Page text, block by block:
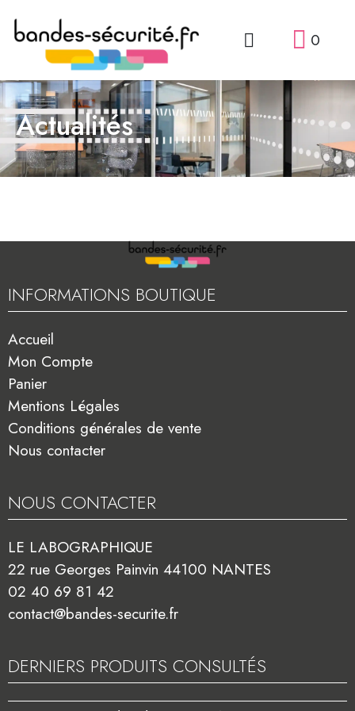
0
Actualités
INFORMATIONS BOUTIQUE
Accueil
Mon Compte
Panier
Mentions Légales
Conditions générales de vente
Nous contacter
NOUS CONTACTER
LE LABOGRAPHIQUE
22 rue Georges Painvin 44100 NANTES
02 40 69 81 42
contact@bandes-securite.fr
DERNIERS PRODUITS CONSULTÉS